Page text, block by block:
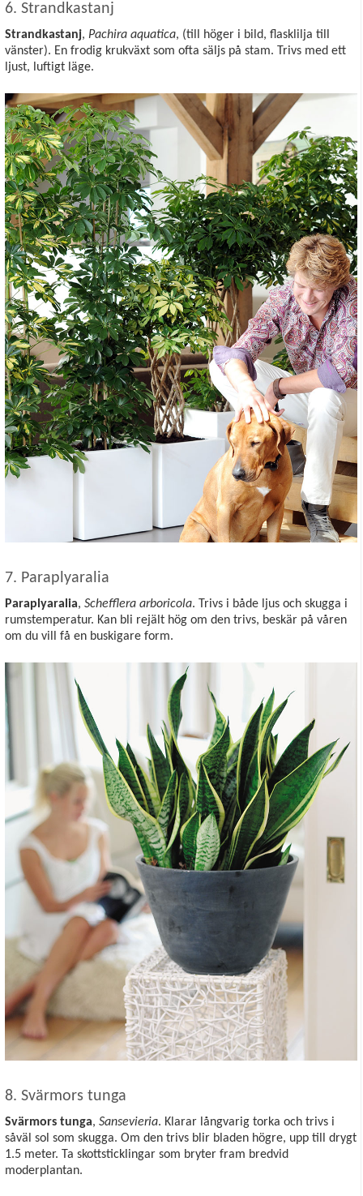
6. Strandkastanj
Strandkastanj, Pachira aquatica, (till höger i bild, flasklilja till
vänster). En frodig krukväxt som ofta säljs på stam. Trivs med ett
ljust, luftigt läge.
7. Paraplyaralia
Paraplyaralia, Schefflera arboricola. Trivs i både ljus och skugga i
rumstemperatur. Kan bli rejält hög om den trivs, beskär på våren
om du vill få en buskigare form.
8. Svärmors tunga
Svärmors tunga, Sansevieria. Klarar långvarig torka och trivs i
såväl sol som skugga. Om den trivs blir bladen högre, upp till drygt
1.5 meter. Ta skottsticklingar som bryter fram bredvid
moderplantan.